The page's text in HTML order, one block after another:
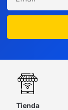
Tienda